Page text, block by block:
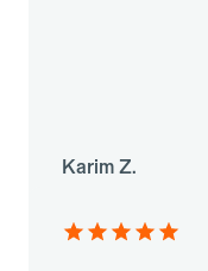
Karim Z.